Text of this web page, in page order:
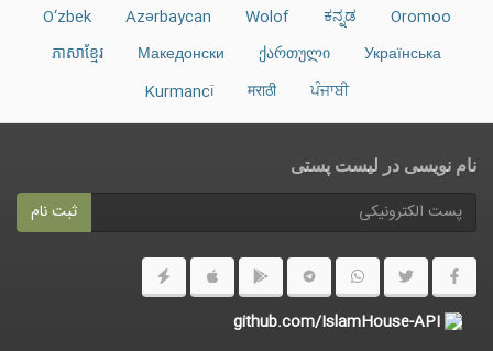
Oromoo
ಕನ್ನಡ
Wolof
Azərbaycan
O‘zbek
Українська
ქართული
Македонски
ភាសាខ្មែរ
ਪੰਜਾਬੀ
मराठी
Kurmancî
نام نویسی در ليست پستى
ثبت نام
github.com/IslamHouse-API